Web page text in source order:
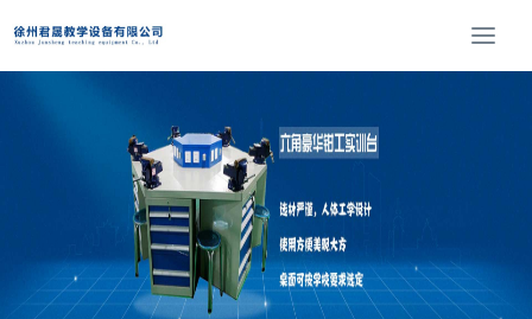
T
o
i
g